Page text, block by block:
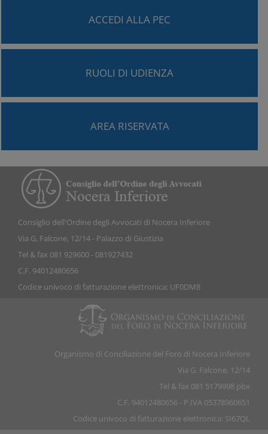
ACCEDI ALLA PEC
RUOLI DI UDIENZA
AREA RISERVATA
Consiglio dell'Ordine degli Avvocati di Nocera Inferiore
Via G. Falcone, 12/14 - Palazzo di Giustizia
Tel & fax 081 929600 - 081927432
C.F. 94012480656
Codice univoco di fatturazione elettronica: UF0DM8
Organismo di Conciliazione del Foro di Nocera Inferiore
Via G. Falcone, 12/14
Tel & fax 081 5179998 pbx
C.F. 94012480656 - P.IVA 05378960651
Codice univoco di fatturazione elettronica: SI67QL